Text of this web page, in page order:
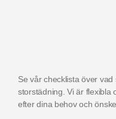
Se vår checklista över
storstädning. Vi är flexibla
efter dina behov och